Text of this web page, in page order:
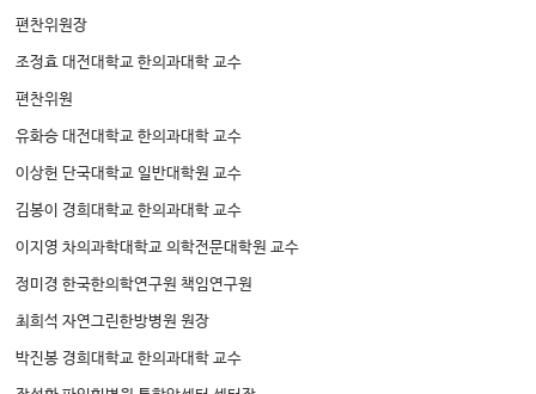
편찬위원장
조정효 대전대학교 한의과대학 교수
편찬위원
유화승 대전대학교 한의과대학 교수
이상헌 단국대학교 일반대학원 교수
김봉이 경희대학교 한의과대학 교수
이지영 차의과학대학교 의학전문대학원 교수
정미경 한국한의학연구원 책임연구원
최희석 자연그린한방병원 원장
박진봉 경희대학교 한의과대학 교수